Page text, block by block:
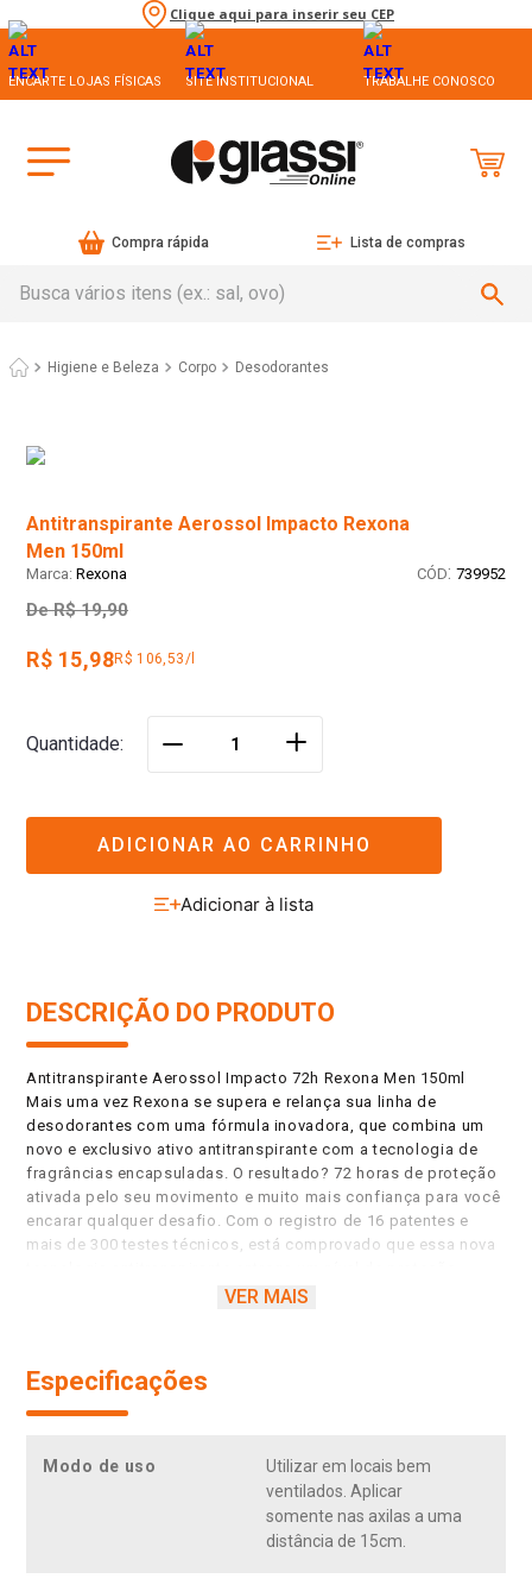
Clique aqui para inserir seu CEP
ENCARTE LOJAS FÍSICAS SITE INSTITUCIONAL TRABALHE CONOSCO
Compra rápida Lista de compras
Higiene e Beleza Corpo Desodorantes
Antitranspirante Aerossol Impacto Rexona
Men 150ml
Rexona : 739952
De R$ 19,90
R$ 15,98R$ 106,53/l
Quantidade ＋
ADICIONAR AO CARRINHO
DESCRIÇÃO DO PRODUTO
Antitranspirante Aerossol Impacto 72h Rexona Men 150ml
Mais uma vez Rexona se supera e relança sua linha de
desodorantes com uma fórmula inovadora, que combina um
novo e exclusivo ativo antitranspirante com a tecnologia de
fragrâncias encapsuladas. O resultado? 72 horas de proteção
ativada pelo seu movimento e muito mais confiança para você
encarar qualquer desafio. Com o registro de 16 patentes e
mais de 300 testes técnicos, está comprovado que essa nova
contra o suor como nenhuma outra proposta regular já
duradoura contra a transpiração e o mau odor, mantendo você
seco, fresco e protegido a cada novo movimento e por muito
garantindo uma sensação de frescor durante o dia inteiro. 0%
álcool*. Por que Rexona não te abandona. * Não contém álcool
etílico. Nova Fórmula: 72 horas de proteção contra a
transpiração e o mau odor, ativada pelo movimento. O novo
VER MAIS
Especificações
Modo de uso
Utilizar em locais bem
ventilados. Aplicar
somente nas axilas a uma
distância de 15cm.